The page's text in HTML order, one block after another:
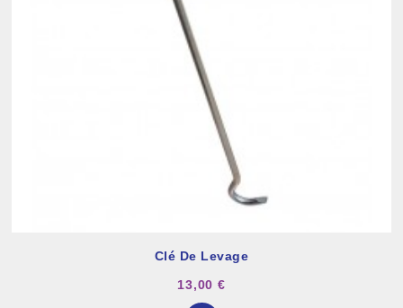
Clé De Levage
13,00 €